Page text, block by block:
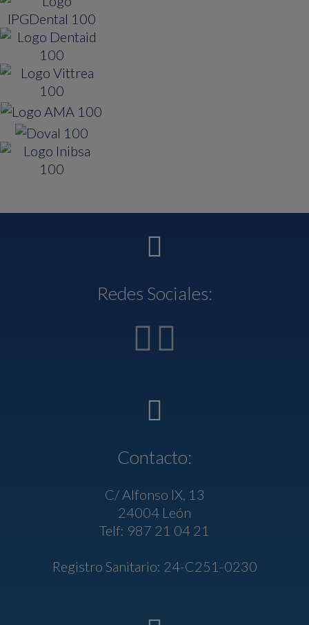
Redes Sociales:
Contacto:
C/ Alfonso IX, 13
24004 León
Telf: 987 21 04 21
Registro Sanitario: 24-C251-0230